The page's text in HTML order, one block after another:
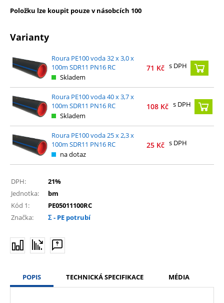
Položku lze koupit pouze v násobcích 100
Varianty
Roura PE100 voda 32 x 3,0 x
100m SDR11 PN16 RC
Skladem
71 Kč s DPH
Roura PE100 voda 40 x 3,7 x
100m SDR11 PN16 RC
Skladem
108 Kč s DPH
Roura PE100 voda 25 x 2,3 x
100m SDR11 PN16 RC
na dotaz
25 Kč s DPH
DPH:
21%
Jednotka:
bm
Kód 1:
PE05011100RC
Značka:
Σ - PE potrubí
POPIS TECHNICKÁ SPECIFIKACE MÉDIA